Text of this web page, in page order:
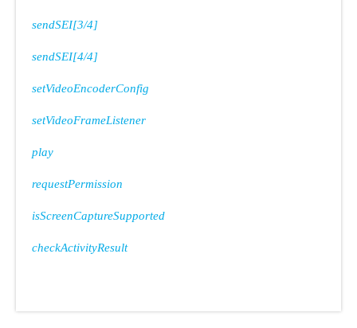
sendSEI[3/4]
sendSEI[4/4]
setVideoEncoderConfig
setVideoFrameListener
play
requestPermission
isScreenCaptureSupported
checkActivityResult